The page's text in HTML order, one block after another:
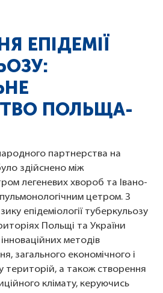
ЕПІДЕМІЇ
ПОЛЬЩА-
партнерства на
здійснено між
легеневих хвороб та Івано-
цетром. З
епідеміології туберкульозу
Польщі та України
методів
загального економічного і
територій, а також створення
клімату, керуючись